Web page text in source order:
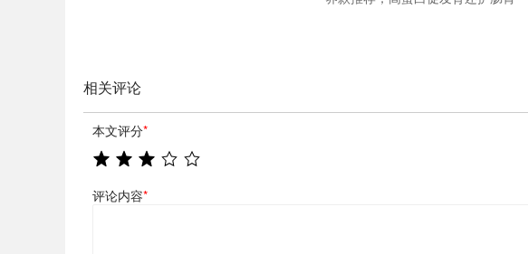
相关评论
本文评分*
评论内容*